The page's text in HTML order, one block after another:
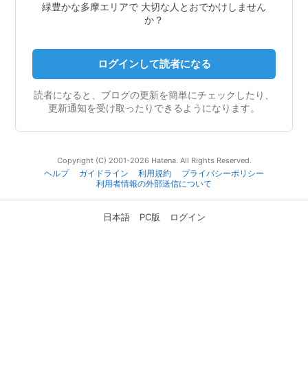
緑豊かな多摩エリアで 大切な人とおでかけしません
か？
ログインして読者になる
読者になると、ブログの更新を簡単にチェックしたり、
更新通知を受け取ったりできるようになります。
Copyright (C) 2001-2026 Hatena. All Rights Reserved.
ヘルプ
ガイドライン 利用規約
プライバシーポリシー
利用者情報の外部送信について
日本語 PC版 ログイン